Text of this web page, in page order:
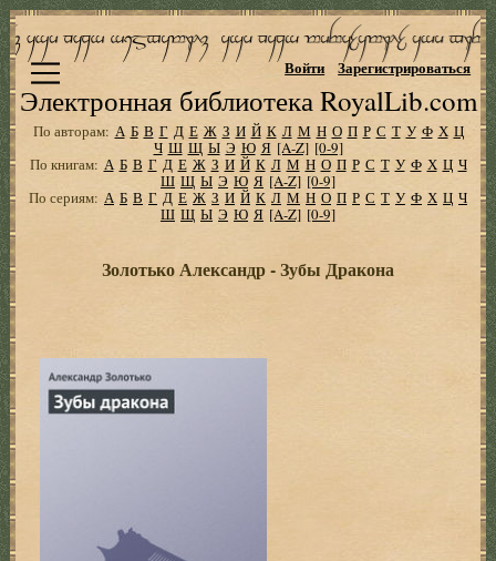
Электронная библиотека RoyalLib.com
Войти Зарегистрироваться
По авторам: А Б В Г Д Е Ж З И Й К Л М Н О П Р С Т У Ф Х Ц
Ч Ш Щ Ы Э Ю Я [A-Z] [0-9]
По книгам: А Б В Г Д Е Ж З И Й К Л М Н О П Р С Т У Ф Х Ц Ч
Ш Щ Ы Э Ю Я [A-Z] [0-9]
По сериям: А Б В Г Д Е Ж З И Й К Л М Н О П Р С Т У Ф Х Ц Ч
Ш Щ Ы Э Ю Я [A-Z] [0-9]
Золотько Александр - Зубы Дракона